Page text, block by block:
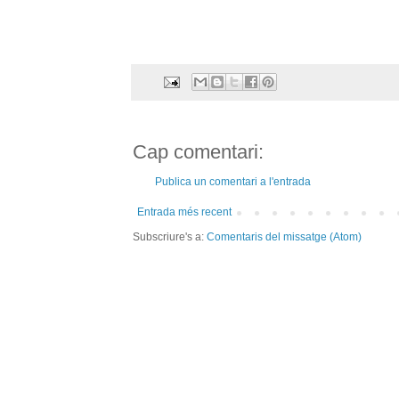
Cap comentari:
Publica un comentari a l'entrada
Entrada més recent
Subscriure's a: Comentaris del missatge (Atom)